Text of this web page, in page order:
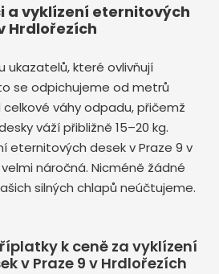
a vyklízení eternitových
Hrdlořezích
ukazatelů, které ovlivňují
se odpichujeme od metrů
váhy odpadu, přičemž
váží přibližně 15–20 kg.
eternitových desek v Praze 9 v
náročná. Nicméně žádné
silných chlapů neúčtujeme.
k ceně za vyklízení
v Praze 9 v Hrdlořezích